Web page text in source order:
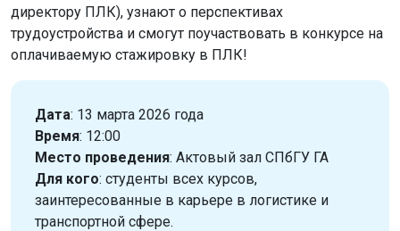
директору ПЛК), узнают о перспективах
трудоустройства и смогут поучаствовать в конкурсе на
оплачиваемую стажировку в ПЛК!
Дата: 13 марта 2026 года
Время: 12:00
Место проведения: Актовый зал СПбГУ ГА
Для кого: студенты всех курсов,
заинтересованные в карьере в логистике и
транспортной сфере.